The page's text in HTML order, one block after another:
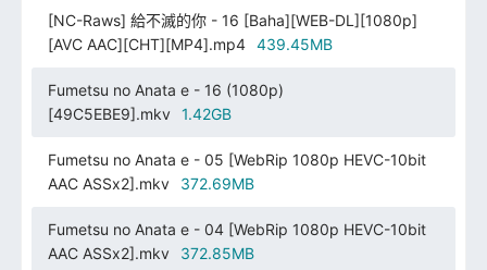
[NC-Raws] 給不滅的你 - 16 [Baha][WEB-DL][1080p]
[AVC AAC][CHT][MP4].mp4
439.45MB
Fumetsu no Anata e - 16 (1080p)
[49C5EBE9].mkv
1.42GB
Fumetsu no Anata e - 05 [WebRip 1080p HEVC-10bit
AAC ASSx2].mkv
372.69MB
Fumetsu no Anata e - 04 [WebRip 1080p HEVC-10bit
AAC ASSx2].mkv
372.85MB